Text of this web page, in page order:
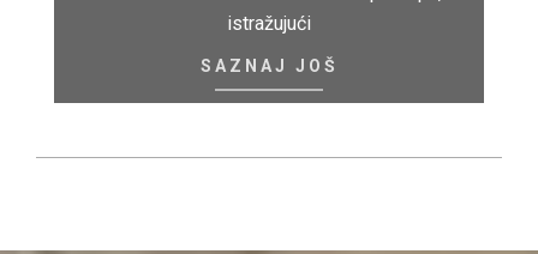
istražujući
SAZNAJ JOŠ